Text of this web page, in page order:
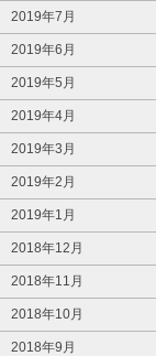
2019年7月
2019年6月
2019年5月
2019年4月
2019年3月
2019年2月
2019年1月
2018年12月
2018年11月
2018年10月
2018年9月